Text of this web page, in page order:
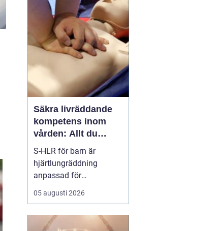
en arbetsplats där både
personal och kunder
trivs. Med rätt partner får
d...
Säkra livräddande
kompetens inom
vården: Allt du
behöver veta om S-
HLR för barn
S-HLR för barn är
hjärtlungräddning
anpassad för
sjukvårdsmiljö där fokus
ligger på att rädda de
På vårdutbildningar och
05 augusti 2026